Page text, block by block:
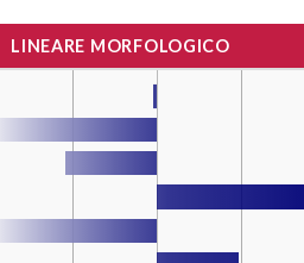
LINEARE MORFOLOGICO